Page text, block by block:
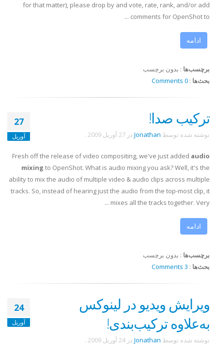
for that matter), please drop by and vote, rate, rank, and/or add
comments for OpenShot to ...
ادامه
برچسب‌ها : بدون برچسب
بحث‌ها :
0 Comments
27
آوریل
ترکیب صدا!
نوشته شده توسط Jonathan در 27 آوریل 2009 .
Fresh off the release of video compositing, we've just added audio
mixing to OpenShot. What is audio mixing you ask? Well, it's the
ability to mix the audio of multiple video & audio clips across multiple
tracks. So, instead of hearing just the audio from the top-most clip, it
mixes all the tracks together. Very ...
ادامه
برچسب‌ها : بدون برچسب
بحث‌ها :
3 Comments
24
آوریل
ویرایش ویدیو در لینوکس
به‌علاوه ترکیب‌بندی!
نوشته شده توسط Jonathan در 24 آوریل 2009 .